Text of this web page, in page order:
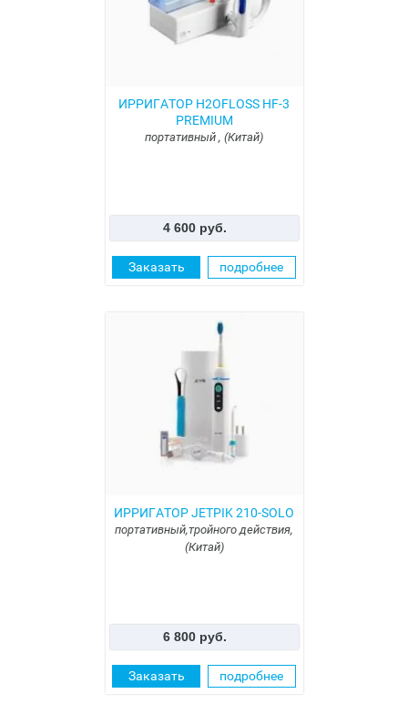
ИРРИГАТОР H2OFLOSS HF-3
PREMIUM
портативный , (Китай)
4 600 руб.
Заказать подробнее
ИРРИГАТОР JETPIK 210-SOLO
портативный,тройного действия,
(Китай)
6 800 руб.
Заказать подробнее